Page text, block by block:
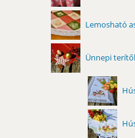
Lemosható
Ünnepi